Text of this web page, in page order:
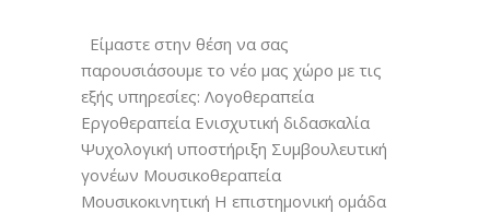
Είμαστε στην θέση να σας
παρουσιάσουμε το νέο μας χώρο με τις
εξής υπηρεσίες: Λογοθεραπεία
Εργοθεραπεία Ενισχυτική διδασκαλία
Ψυχολογική υποστήριξη Συμβουλευτική
γονέων Μουσικοθεραπεία
Μουσικοκινητική Η επιστημονική ομάδα